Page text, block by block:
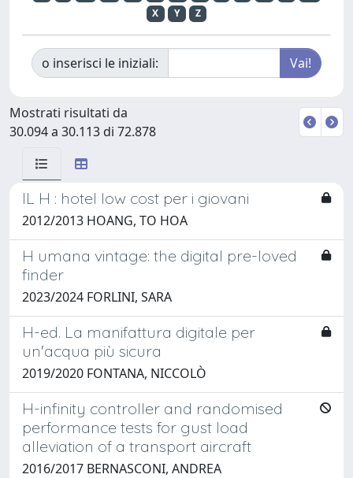
X
Y Z
o inserisci le iniziali:
Mostrati risultati da
30.094 a 30.113 di 72.878
IL H : hotel low cost per i giovani
2012/2013 HOANG, TO HOA
H umana vintage: the digital pre-loved
finder
2023/2024 FORLINI, SARA
H-ed. La manifattura digitale per
un'acqua più sicura
2019/2020 FONTANA, NICCOLÒ
H-infinity controller and randomised
performance tests for gust load
alleviation of a transport aircraft
2016/2017 BERNASCONI, ANDREA